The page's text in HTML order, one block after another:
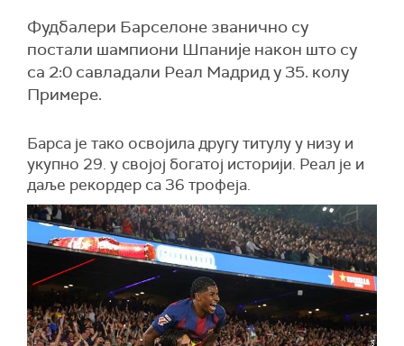
Фудбалери Барселоне званично су
постали шампиони Шпаније након што су
са 2:0 савладали Реал Мадрид у 35. колу
Примере.
Барса је тако освојила другу титулу у низу и
укупно 29. у својој богатој историји. Реал је и
даље рекордер са 36 трофеја.